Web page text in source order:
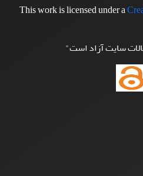
This work is licensed under a
سایت آزاد است"